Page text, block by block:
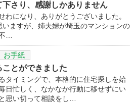
さり、感謝しかありません
わになり、ありがとうございました。
ますが、姉夫婦が埼玉のマンションの
…
お手紙
とができました
タイミングで、本格的に住宅探しを始
日忙しく、なかなか行動に移せずにい
思い切って相談をし…